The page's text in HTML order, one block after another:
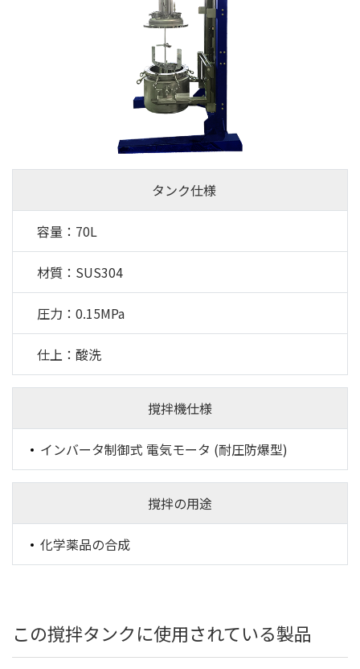
タンク仕様
容量：70L
材質：SUS304
圧力：0.15MPa
仕上：酸洗
撹拌機仕様
インバータ制御式 電気モータ (耐圧防爆型)
撹拌の用途
化学薬品の合成
この撹拌タンクに使用されている製品